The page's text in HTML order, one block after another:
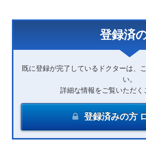
登録済
既に登録が完了しているドクターは、
い。
詳細な情報をご覧いただく
登録済みの方